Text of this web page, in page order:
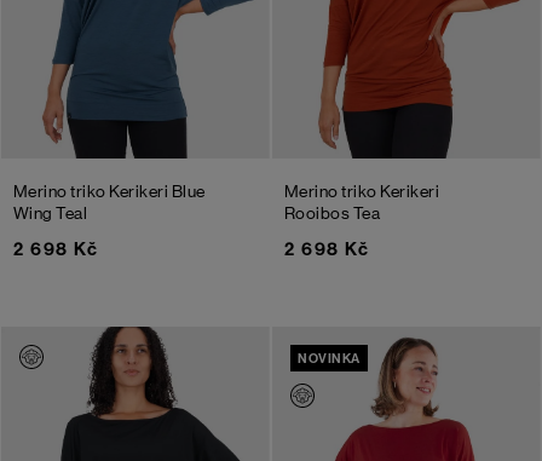
Merino triko Kerikeri Blue
Wing Teal
2 698 Kč
Merino triko Kerikeri
Rooibos Tea
2 698 Kč
NOVINKA